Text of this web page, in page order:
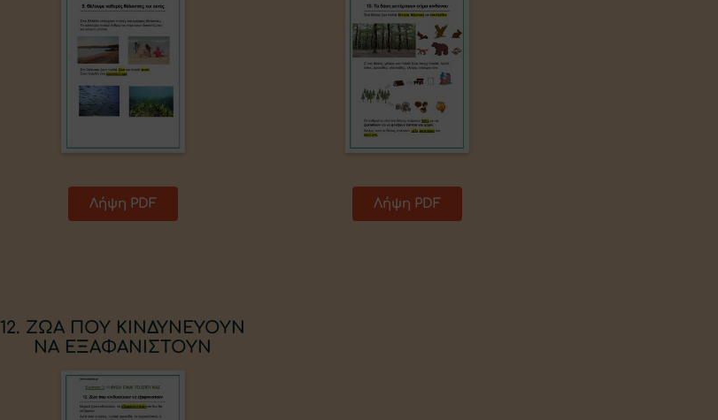
Λήψη PDF Λήψη PDF
12. ΖΩΑ ΠΟΥ ΚΙΝΔΥΝΕΥΟΥΝ
ΝΑ ΕΞΑΦΑΝΙΣΤΟΥΝ